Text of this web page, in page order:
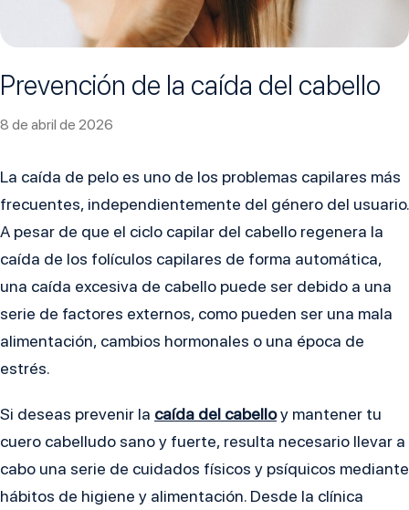
Prevención de la caída del cabello
8 de abril de 2026
La caída de pelo es uno de los problemas capilares más
frecuentes, independientemente del género del usuario.
A pesar de que el ciclo capilar del cabello regenera la
caída de los folículos capilares de forma automática,
una caída excesiva de cabello puede ser debido a una
serie de factores externos, como pueden ser una mala
alimentación, cambios hormonales o una época de
estrés.
Si deseas prevenir la caída del cabelloy mantener tu
cuero cabelludo sano y fuerte, resulta necesario llevar a
cabo una serie de cuidados físicos y psíquicos mediante
hábitos de higiene y alimentación. Desde la clínica